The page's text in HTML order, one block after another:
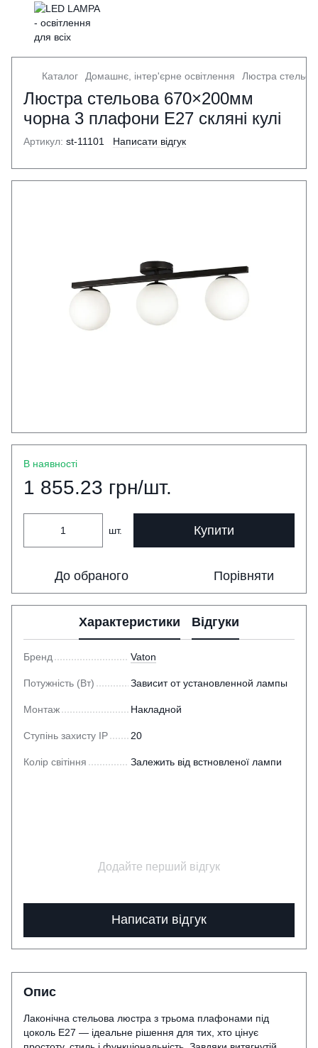
Каталог Домашнє, інтер'єрне освітлення Люстра
Люстра стельова 670×200мм
чорна 3 плафони E27 скляні кулі
Артикул: st-11101 Написати відгук
В наявності
1 855.23 грн/шт.
шт. Купити
До обраного Порівняти
Характеристики Відгуки
Бренд Vaton
Потужність (Вт) Зависит от установленной лампы
Монтаж Накладной
Ступінь захисту IP 20
Колір світіння Залежить від встновленої лампи
Додайте перший відгук
Написати відгук
Опис
Лаконічна стельова люстра з трьома плафонами під
цоколь Е27 — ідеальне рішення для тих, хто цінує